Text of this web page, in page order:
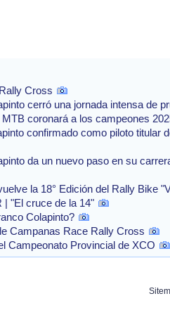
Cross
cerró una jornada intensa de
coronará a los campeones
confirmado como piloto titular
da un nuevo paso en su
la 18° Edición del Rally Bike
| "El cruce de la 14"
Colapinto?
Campanas Race Rally Cross
Campeonato Provincial de XCO